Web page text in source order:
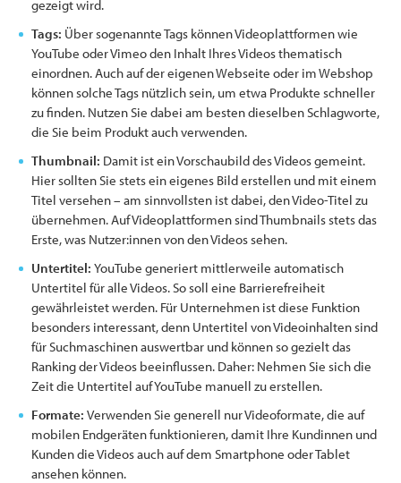
gezeigt wird.
Tags: Über sogenannte Tags können Videoplattformen wie
YouTube oder Vimeo den Inhalt Ihres Videos thematisch
einordnen. Auch auf der eigenen Webseite oder im Webshop
können solche Tags nützlich sein, um etwa Produkte schneller
zu finden. Nutzen Sie dabei am besten dieselben Schlagworte,
die Sie beim Produkt auch verwenden.
Thumbnail: Damit ist ein Vorschaubild des Videos gemeint.
Hier sollten Sie stets ein eigenes Bild erstellen und mit einem
Titel versehen – am sinnvollsten ist dabei, den Video-Titel zu
übernehmen. Auf Videoplattformen sind Thumbnails stets das
Erste, was Nutzer:innen von den Videos sehen.
Untertitel: YouTube generiert mittlerweile automatisch
Untertitel für alle Videos. So soll eine Barrierefreiheit
gewährleistet werden. Für Unternehmen ist diese Funktion
besonders interessant, denn Untertitel von Videoinhalten sind
für Suchmaschinen auswertbar und können so gezielt das
Ranking der Videos beeinflussen. Daher: Nehmen Sie sich die
Zeit die Untertitel auf YouTube manuell zu erstellen.
Formate: Verwenden Sie generell nur Videoformate, die auf
mobilen Endgeräten funktionieren, damit Ihre Kundinnen und
Kunden die Videos auch auf dem Smartphone oder Tablet
ansehen können.